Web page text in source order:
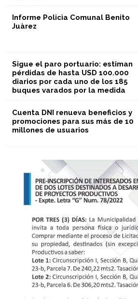
Informe Policìa Comunal Benito
Juàrez
Sigue el paro portuario: estiman
pérdidas de hasta USD 100.000
diarios por cada uno de los 185
buques varados por la medida
Cuenta DNI renueva beneficios y
promociones para sus más de 10
millones de usuarios